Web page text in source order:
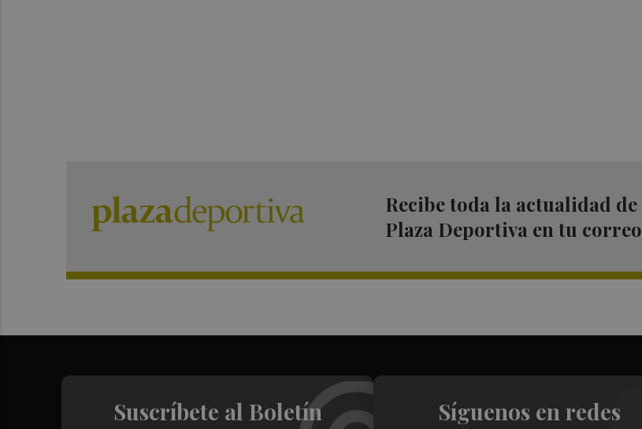
Recibe toda la actualidad de
Plaza Deportiva en tu correo
Suscríbete al Boletín Síguenos en redes